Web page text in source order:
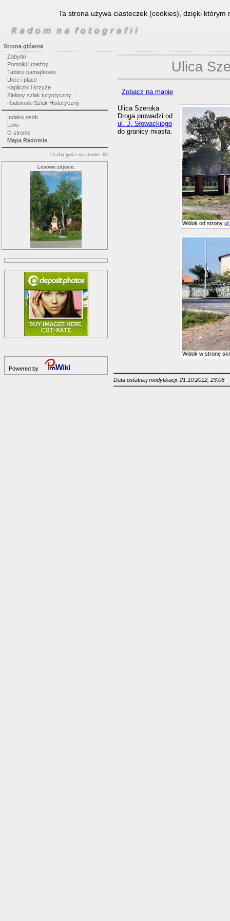
Strona główna
Zabytki
Pomniki i rzeźby
Tablice pamiątkowe
Ulice i place
Kapliczki i krzyże
Zielony szlak turystyczny
Radomski Szlak Historyczny
Indeks osób
Linki
O stronie
Mapa Radomia
Liczba gości na stronie: 65
Losowe zdjęcie:
Powered by
Ulica
Zobacz na mapie
Widok od strony
Widok w stronę
Ulica Szeroka
Droga prowadzi od
ul. J. Słowackiego
do granicy miasta.
Data ostatniej modyfikacji: 21.10.2012, 23:06
Ta strona używa ciasteczek (cookies), dzięki którym